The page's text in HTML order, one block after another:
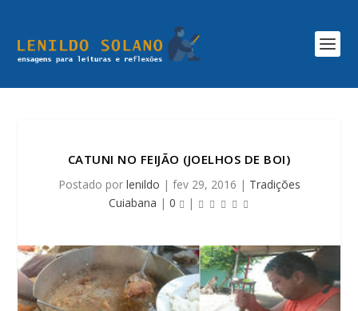
CATUNI NO FEIJÃO (JOELHOS DE BOI)
Postado por lenildo | fev 29, 2016 | Tradições
Cuiabana | 0 |